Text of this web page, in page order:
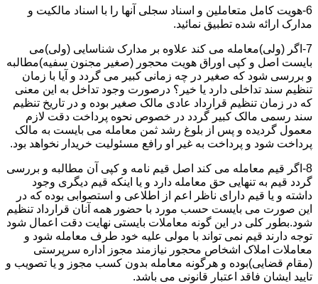
6-هویت کامل متعاملین و اسناد سجلی آنها را با اسناد مالکیت و
مدارک ارائه شده تطبیق نمائید.
7-اگر (ولی)معامله می کند علاوه بر مدارک شناسایی (ولی)می
بایست اصل و کپی اوراق هویت محجور (صغیر مجنون سفیه)مطالبه
و بررسی شود که صغیر در چه زمانی کبیر می گردد و آیا با زمان
تنظیم سند تداخلی دارد یا خیر؟ درصورت وجود تداخل به این معنی
که در زمان تنظیم قرارداد عادی مالک صغیر بوده و در تاریخ تنظیم
سند رسمی مالک کبیر گردد در خصوص نحوه پرداخت دقت لازم
معمول گردیده و پس از بلوغ رشد ثمن معامله می بایست به مالک
پرداخت شود و پرداخت به غیر او رافع مسئولیت خریدار نخواهد بود.
8-اگر قیم معامله می کند اصل قیم نامه و کپی آن مطالبه و بررسی
گردد قیم به تنهایی حق معامله دارد و یا اینکه قیم دیگری وجود
داشته و یا قیم دارای ناظر اعم از اطلاعی و استصوابی بوده که در
این صورت می بایست حسب مورد با حضور همه آنان قرارداد تنظیم
شود.بطور کلی در این گونه معاملات بایستی نهایت دقت اعمال شود
توجه دارند قیم نمی تواند با مولی علیه خود طرف معامله شود و
معاملات املاک اشخاص محجور نیازمند مجوز اداره سرپرستی
(مقام قضایی)بوده و هرگونه معامله بدون کسب مجوز و یا تصویب و
تایید ایشان فاقد اعتبار قانونی می باشد.